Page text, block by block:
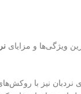
ویژگی‌ها و مزایای
نردبان نیز با